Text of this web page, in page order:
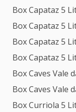
Box Capataz 5
Box Capataz 5
Box Capataz 5
Box Capataz 5
Box Caves Vale
Box Caves Vale
Box Curriola 5